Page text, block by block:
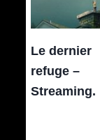
Le dernier
refuge –
Streaming.